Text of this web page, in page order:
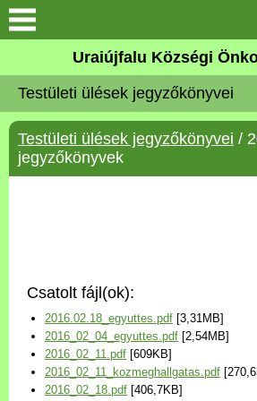
Köszöntő
Elérhetőségek
Uraiújfalu
Választási információk
Versenyképes Járások
Program
Uraiújfalu Községi
Testületi ülések jegyzőkönyvei
Testületi ülések jegyzőkönyvei /
jegyzőkönyvek
Csatolt fájl(ok):
2016.02.18_egyuttes.pdf [3,31MB]
2016_02_04_egyuttes.pdf [2,54MB]
2016_02_11.pdf [609KB]
2016_02_11_kozmeghallgatas.pdf
2016_02_18.pdf [406,7KB]